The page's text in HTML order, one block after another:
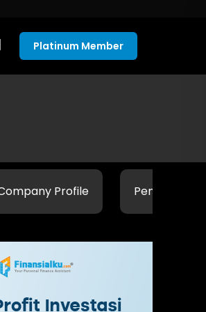
Platinum Member
Profile Penasihat